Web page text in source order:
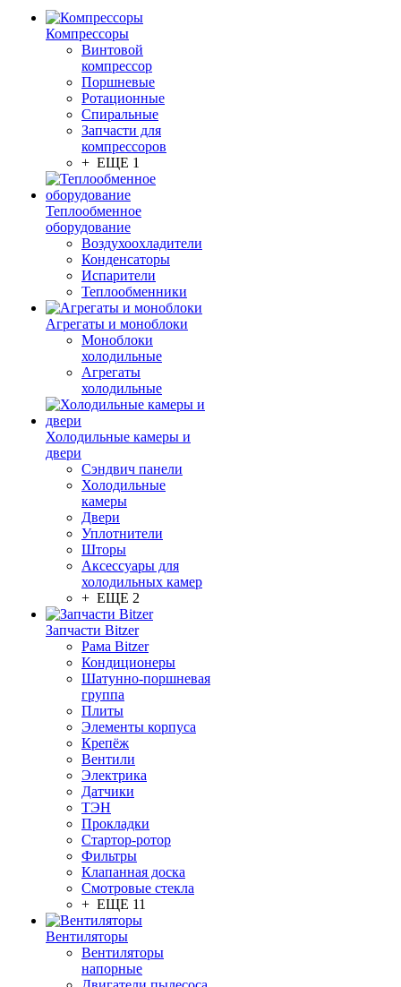
Компрессоры
Винтовой
компрессор
Поршневые
Ротационные
Спиральные
Запчасти для
компрессоров
+ ЕЩЕ 1
Теплообменное
оборудование
Воздухоохладители
Конденсаторы
Испарители
Теплообменники
Агрегаты и моноблоки
Моноблоки
холодильные
Агрегаты
холодильные
Холодильные камеры и
двери
Сэндвич панели
Холодильные
камеры
Двери
Уплотнители
Шторы
Аксессуары для
холодильных камер
+ ЕЩЕ 2
Запчасти Bitzer
Рама Bitzer
Кондиционеры
Шатунно-поршневая
группа
Плиты
Элементы корпуса
Крепёж
Вентили
Электрика
Датчики
ТЭН
Прокладки
Стартор-ротор
Фильтры
Клапанная доска
Смотровые стекла
+ ЕЩЕ 11
Вентиляторы
Вентиляторы
напорные